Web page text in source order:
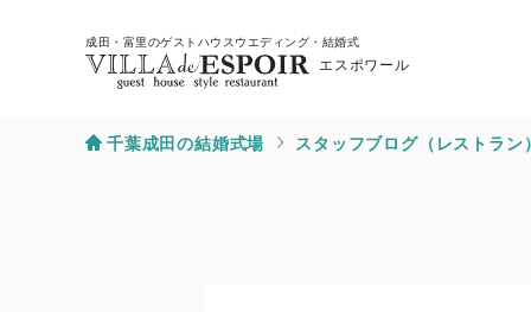
成田・富里のゲストハウスウエディング・結婚式
エスポワール
千葉成田の結婚式場 スタッフブログ（レストラン